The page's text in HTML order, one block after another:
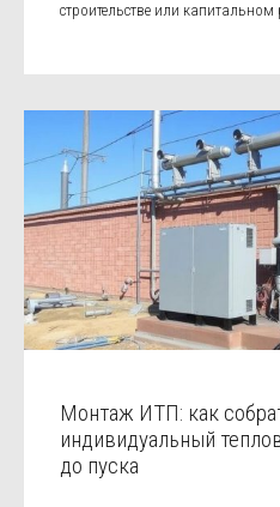
строительстве или капитальном
Монтаж ИТП: как
индивидуальный
до пуска